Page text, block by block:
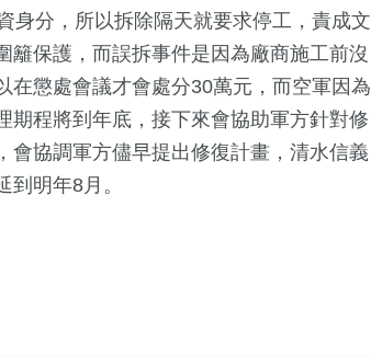
分，所以拆除隔天就要求停工，責成文
保護，而誤拆事件是因為廠商施工前沒
在懲處會議才會處分30萬元，而空軍因為
期程將到年底，接下來會協助軍方針對修
會協調軍方儘早提出修復計畫，清水信義
明年8月。